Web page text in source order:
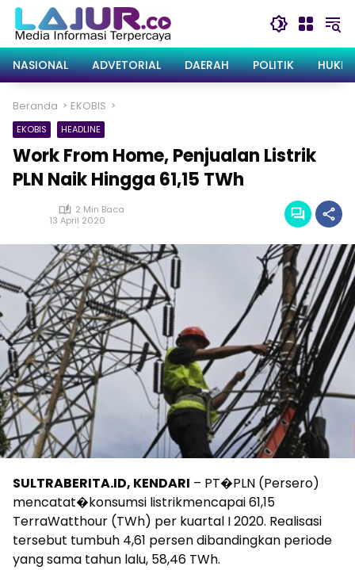
Langsung
konten
NASIONAL
ADVETORIAL DAERAH POLITIK
Beranda EKOBIS
EKOBIS HEADLINE
Work From Home, Penjualan Listrik
PLN Naik Hingga 61,15 TWh
2 Min Baca
13 April 2020
SULTRABERITA.ID, KENDARI – PT�PLN (Persero)
mencatat�konsumsi listrikmencapai 61,15
TerraWatthour (TWh) per kuartal I 2020. Realisasi
tersebut tumbuh 4,61 persen dibandingkan periode
yang sama tahun lalu, 58,46 TWh.